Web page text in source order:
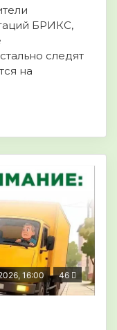
БРИКС,
следят
на
16:00 46